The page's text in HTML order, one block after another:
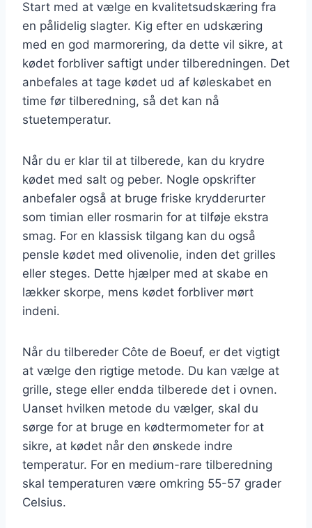
Start med at vælge en kvalitetsudskæring fra
en pålidelig slagter. Kig efter en udskæring
med en god marmorering, da dette vil sikre, at
kødet forbliver saftigt under tilberedningen. Det
anbefales at tage kødet ud af køleskabet en
time før tilberedning, så det kan nå
stuetemperatur.
Når du er klar til at tilberede, kan du krydre
kødet med salt og peber. Nogle opskrifter
anbefaler også at bruge friske krydderurter
som timian eller rosmarin for at tilføje ekstra
smag. For en klassisk tilgang kan du også
pensle kødet med olivenolie, inden det grilles
eller steges. Dette hjælper med at skabe en
lækker skorpe, mens kødet forbliver mørt
indeni.
Når du tilbereder Côte de Boeuf, er det vigtigt
at vælge den rigtige metode. Du kan vælge at
grille, stege eller endda tilberede det i ovnen.
Uanset hvilken metode du vælger, skal du
sørge for at bruge en kødtermometer for at
sikre, at kødet når den ønskede indre
temperatur. For en medium-rare tilberedning
skal temperaturen være omkring 55-57 grader
Celsius.